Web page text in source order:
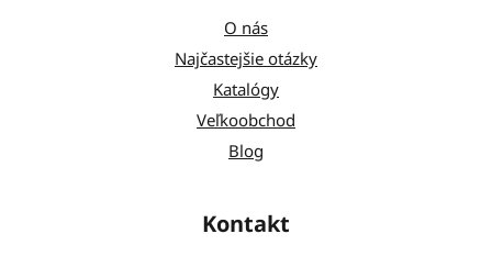
O nás
Najčastejšie otázky
Katalógy
Veľkoobchod
Blog
Kontakt